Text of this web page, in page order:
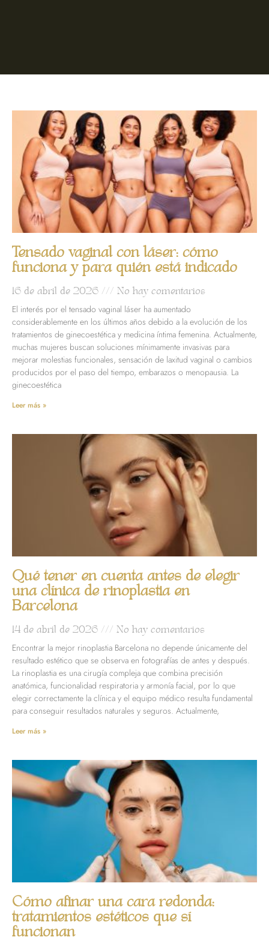
Tensado vaginal con láser: cómo
funciona y para quién está indicado
16 de abril de 2026 No hay comentarios
El interés por el tensado vaginal láser ha aumentado
considerablemente en los últimos años debido a la evolución de los
tratamientos de ginecoestética y medicina íntima femenina. Actualmente,
muchas mujeres buscan soluciones mínimamente invasivas para
mejorar molestias funcionales, sensación de laxitud vaginal o cambios
producidos por el paso del tiempo, embarazos o menopausia. La
ginecoestética
Leer más »
Qué tener en cuenta antes de elegir
una clínica de rinoplastia en
Barcelona
14 de abril de 2026 No hay comentarios
Encontrar la mejor rinoplastia Barcelona no depende únicamente del
resultado estético que se observa en fotografías de antes y después.
La rinoplastia es una cirugía compleja que combina precisión
anatómica, funcionalidad respiratoria y armonía facial, por lo que
elegir correctamente la clínica y el equipo médico resulta fundamental
para conseguir resultados naturales y seguros. Actualmente,
Leer más »
Cómo afinar una cara redonda:
tratamientos estéticos que sí
funcionan
Página
PáginaPáginaPáginaPágina